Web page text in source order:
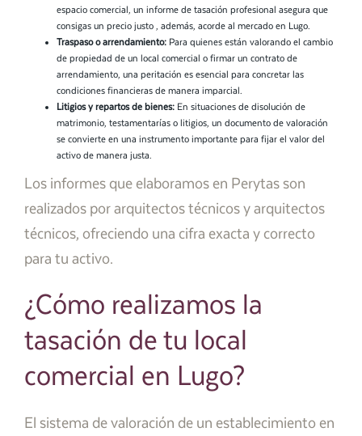
espacio comercial, un informe de tasación profesional asegura que
consigas un precio justo , además, acorde al mercado en Lugo.
Traspaso o arrendamiento: Para quienes están valorando el cambio
de propiedad de un local comercial o firmar un contrato de
arrendamiento, una peritación es esencial para concretar las
condiciones financieras de manera imparcial.
Litigios y repartos de bienes: En situaciones de disolución de
matrimonio, testamentarías o litigios, un documento de valoración
se convierte en una instrumento importante para fijar el valor del
activo de manera justa.
Los informes que elaboramos en Perytas son
realizados por arquitectos técnicos y arquitectos
técnicos, ofreciendo una cifra exacta y correcto
para tu activo.
¿Cómo realizamos la
tasación de tu local
comercial en Lugo?
El sistema de valoración de un establecimiento en